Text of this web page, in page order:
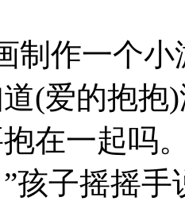
制作一个
(爱的抱抱
在一起吗
孩子摇摇手